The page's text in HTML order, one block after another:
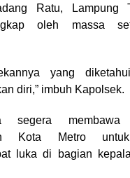
Ratu, Lampung
oleh massa
yang
diri,” imbuh Kapolsek.
segera
Kota Metro
luka di bagian